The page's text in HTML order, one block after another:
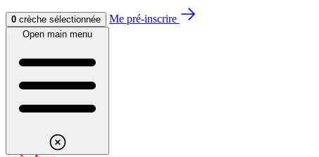
Aller au contenuAller au footer
0 crèche sélectionnée Me pré-inscrire
Open main menu